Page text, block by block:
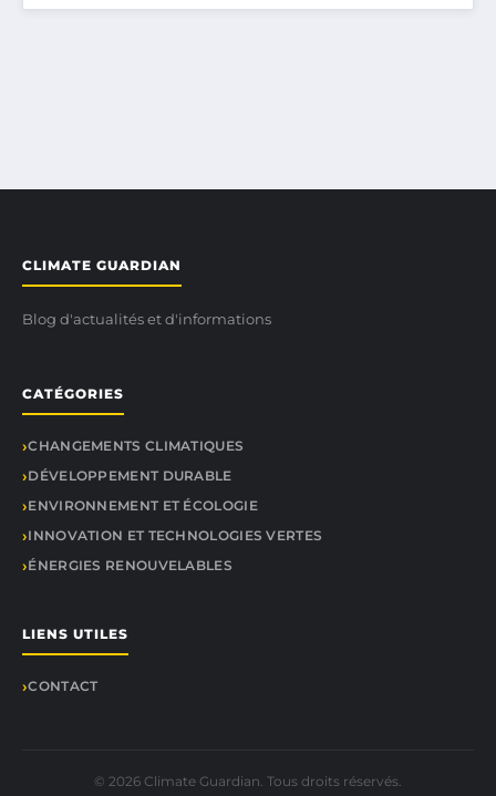
CLIMATE GUARDIAN
Blog d'actualités et d'informations
CATÉGORIES
CHANGEMENTS CLIMATIQUES
DÉVELOPPEMENT DURABLE
ENVIRONNEMENT ET ÉCOLOGIE
INNOVATION ET TECHNOLOGIES VERTES
ÉNERGIES RENOUVELABLES
LIENS UTILES
CONTACT
© 2026 Climate Guardian. Tous droits réservés.